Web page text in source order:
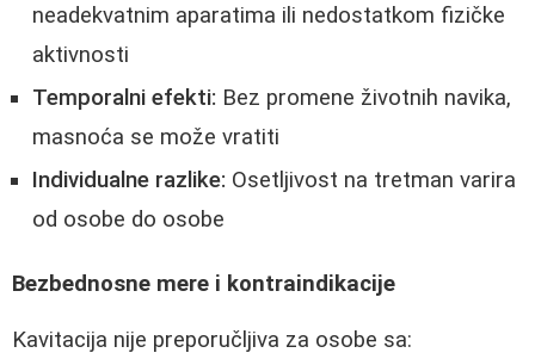
neadekvatnim aparatima ili nedostatkom fizičke
aktivnosti
Temporalni efekti: Bez promene životnih navika,
masnoća se može vratiti
Individualne razlike: Osetljivost na tretman varira
od osobe do osobe
Bezbednosne mere i kontraindikacije
Kavitacija nije preporučljiva za osobe sa: